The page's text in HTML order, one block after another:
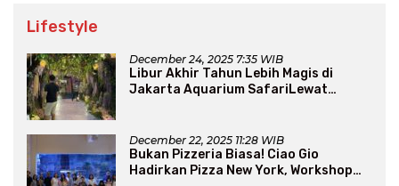
Lifestyle
December 24, 2025 7:35 WIB
Libur Akhir Tahun Lebih Magis di
Jakarta Aquarium SafariLewat
December 22, 2025 11:28 WIB
Bukan Pizzeria Biasa! Ciao Gio
Hadirkan Pizza New York, Workshop